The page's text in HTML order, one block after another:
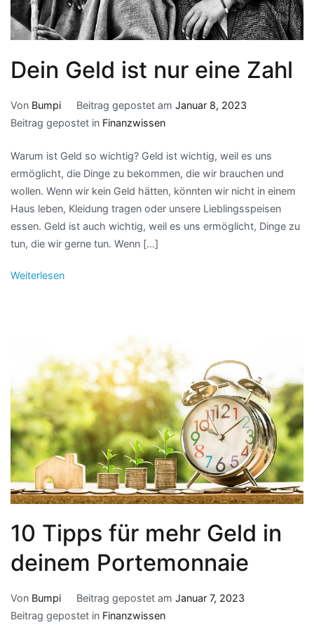
Dein Geld ist nur eine Zahl
Von Bumpi Beitrag gepostet am Januar 8, 2023
Beitrag gepostet in Finanzwissen
Warum ist Geld so wichtig? Geld ist wichtig, weil es uns
ermöglicht, die Dinge zu bekommen, die wir brauchen und
wollen. Wenn wir kein Geld hätten, könnten wir nicht in einem
Haus leben, Kleidung tragen oder unsere Lieblingsspeisen
essen. Geld ist auch wichtig, weil es uns ermöglicht, Dinge zu
tun, die wir gerne tun. Wenn […]
Weiterlesen
10 Tipps für mehr Geld in
deinem Portemonnaie
Von Bumpi Beitrag gepostet am Januar 7, 2023
Beitrag gepostet in Finanzwissen